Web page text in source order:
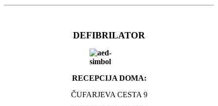
DEFIBRILATOR
RECEPCIJA DOMA:
ČUFARJEVA CESTA 9